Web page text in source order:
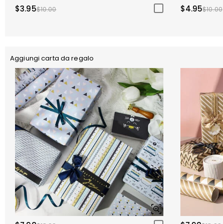
$3.95$10.00 $4.95$10.00
Aggiungi carta da regalo